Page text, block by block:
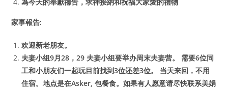
家事報告:
欢迎新老朋友。
夫妻小组9月28，29 夫妻小组要举办周末夫妻营。 需要6位同
工和小朋友们一起玩目前找到3位还差3位。 当天来回，不用
住宿。地点是在Asker, 包餐食。如果有人愿意请尽快联系美娟